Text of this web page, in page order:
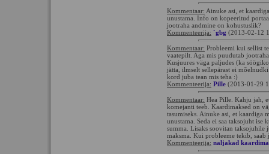
Kommentaar: Ainuke asi, et
unustama. Info on kopeeritud
jootraha andmine on kohustuslik?
Kommenteerija: `gbg (2013-02-12
Kommentaar: Probleemi kui sellist
vaatepilt. Aga mis puudutab
Kusjuures väga paljudes (ka
jätta, ilmselt sellepärast ei
kord juba tean mis teha :)
Kommenteerija: Pille (2013-01-29
Kommentaar: Hea Pille. Kahju jah,
komejanti teeb. Kaardimaksed on
tasumiseks. Ainuke asi, et kaardiga
unustama. Seda ei saa taksojuht
summa. Lisaks soovitan taksojuhile
maksma. Kui probleeme tekib, saab
Kommenteerija: naljakad